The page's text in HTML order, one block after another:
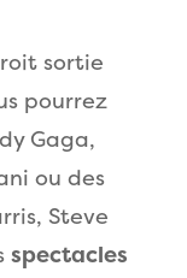
sortie
pourrez
Gaga,
ou des
Steve
spectacles